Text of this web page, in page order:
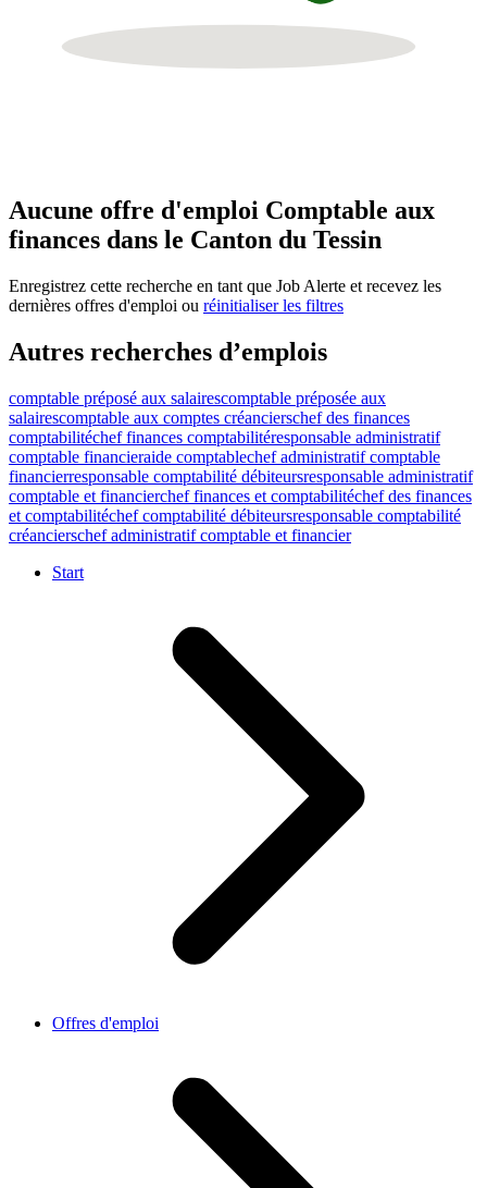
Aucune offre d'emploi Comptable aux
finances dans le Canton du Tessin
Enregistrez cette recherche en tant que Job Alerte et recevez les
dernières offres d'emploi ou réinitialiser les filtres
Autres recherches d’emplois
comptable préposé aux salairescomptable préposée aux
salairescomptable aux comptes créancierschef des finances
comptabilitéchef finances comptabilitéresponsable administratif
comptable financieraide comptablechef administratif comptable
financierresponsable comptabilité débiteursresponsable administratif
comptable et financierchef finances et comptabilitéchef des finances
et comptabilitéchef comptabilité débiteursresponsable comptabilité
créancierschef administratif comptable et financier
Start
Offres d'emploi